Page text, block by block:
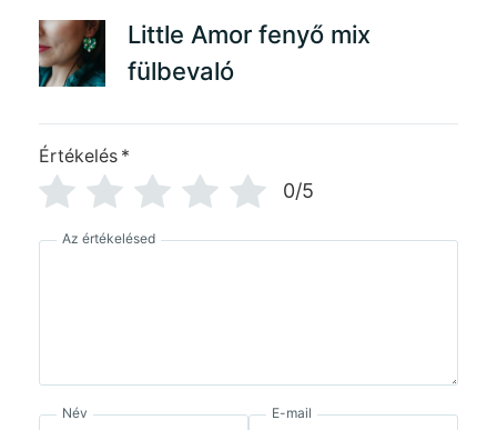
Little Amor fenyő mix
fülbevaló
Értékelés *
0/5
Az értékelésed
Név E-mail